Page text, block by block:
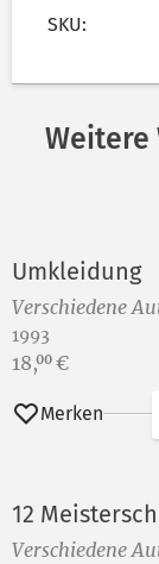
SKU:
Weitere
Umkleidung
Verschiedene
1993
Preis:
18,00 €
Merken
12
Verschiedene